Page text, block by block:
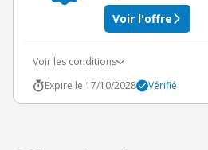
Voir l'offre
Voir les conditions
Expire le 17/10/2028
Vérifié